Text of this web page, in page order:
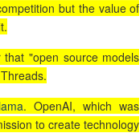
but the value of
"open source models
. OpenAI, which was
to create technology